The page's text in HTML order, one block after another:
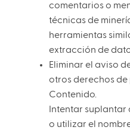
comentarios o
técnicas de
herramientas
extracción de
Eliminar el aviso
otros derechos
Contenido.
Intentar
o utilizar el